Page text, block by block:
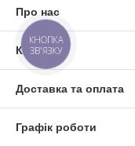
Про нас
Контакти
Доставка та оплата
Графік роботи
КНОПКА
ЗВ'ЯЗКУ